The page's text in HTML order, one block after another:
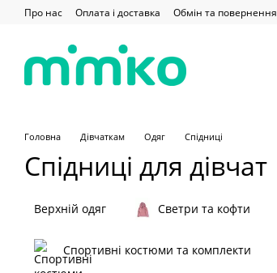
Перейти до основного контенту
Про нас Оплата і доставка Обмін та повернення
Головна Дівчаткам Одяг Спідниці
Спідниці для дівчат
Верхній одяг Светри та кофти
Спортивні костюми та комплекти